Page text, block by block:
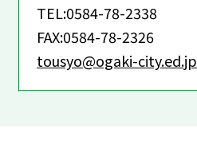
TEL:0584-78-2338
FAX:0584-78-2326
tousyo@ogaki-city.ed.jp